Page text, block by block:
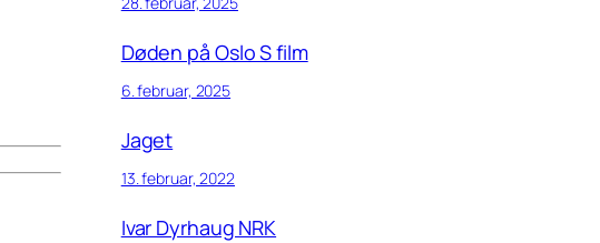
Døden på Oslo S film
6. februar, 2025
Jaget
13. februar, 2022
Ivar Dyrhaug NRK